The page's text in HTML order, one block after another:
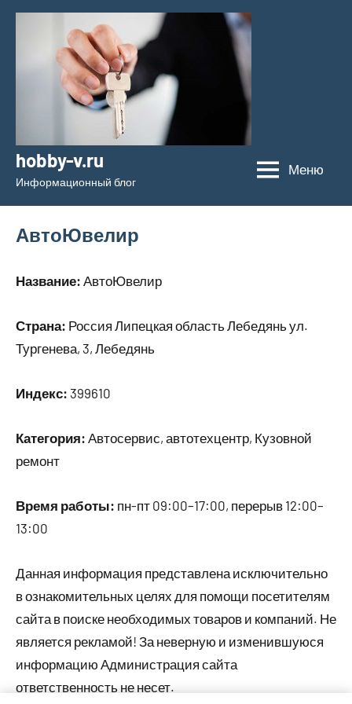
Перейти
содержимому
hobby-v.ru
Информационный блог
Меню
АвтоЮвелир
Название: АвтоЮвелир
Страна: Россия Липецкая область Лебедянь ул.
Тургенева, 3, Лебедянь
Индекс: 399610
Категория: Автосервис, автотехцентр, Кузовной
ремонт
Время работы: пн-пт 09:00–17:00, перерыв 12:00–
13:00
Данная информация представлена исключительно
в ознакомительных целях для помощи посетителям
сайта в поиске необходимых товаров и компаний. Не
является рекламой! За неверную и изменившуюся
информацию Администрация сайта
ответственность не несет.